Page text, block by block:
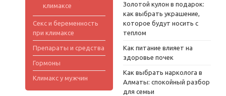
климаксе
Секс и беременность
при климаксе
Препараты и средства
Гормоны
Климакс у мужчин
Золотой кулон в подарок:
как выбрать украшение,
которое будут носить с
теплом
Как питание влияет на
здоровье почек
Как выбрать нарколога в
Алматы: спокойный разбор
для семьи